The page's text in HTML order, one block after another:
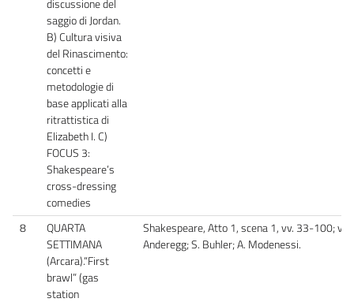
discussione del
saggio di Jordan.
B) Cultura visiva
del Rinascimento:
concetti e
metodologie di
base applicati alla
ritrattistica di
Elizabeth I. C)
FOCUS 3:
Shakespeare’s
cross-dressing
comedies
8
QUARTA
SETTIMANA
(Arcara).“First
brawl” (gas
station
Shakespeare, Atto 1, scena 1, vv. 33-100;
Anderegg; S. Buhler; A. Modenessi.